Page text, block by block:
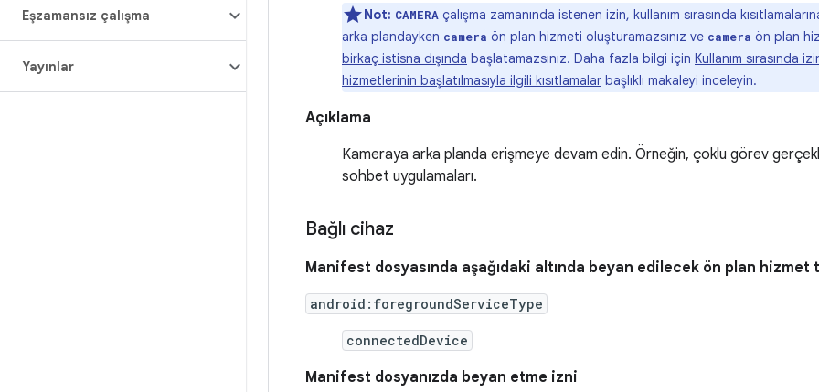
Eşzamansız çalışma
Yayınlar
Not: CAMERA çalışma zamanında istenen izin, kullanım sırasında
arka plandayken camera ön plan hizmeti oluşturamazsınız ve camera ön plan
birkaç istisna dışında başlatamazsınız. Daha fazla bilgi için Kullanım sırasında
hizmetlerinin başlatılmasıyla ilgili kısıtlamalar başlıklı makaleyi inceleyin.
Açıklama
Kameraya arka planda erişmeye devam edin. Örneğin, çoklu görev
sohbet uygulamaları.
Bağlı cihaz
Manifest dosyasında aşağıdaki altında beyan edilecek ön plan hizmet
android:foregroundServiceType
connectedDevice
Manifest dosyanızda beyan etme izni